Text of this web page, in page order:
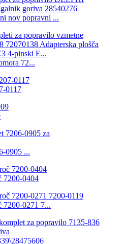
nov popravni ...
72...
0117
0905 ...
7200-0404
7200-0271 7...